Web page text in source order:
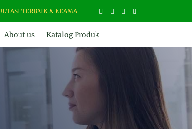
& KEAMANAN PRODUK DI SINI
About us Katalog Produk